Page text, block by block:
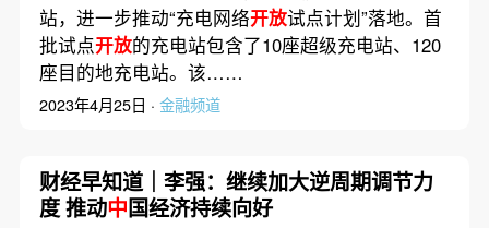
站，进一步推动“充电网络开放试点计划”落地。首
批试点开放的充电站包含了10座超级充电站、120
座目的地充电站。该……
2023年4月25日 · 金融频道
财经早知道｜李强：继续加大逆周期调节力
度 推动中国经济持续向好